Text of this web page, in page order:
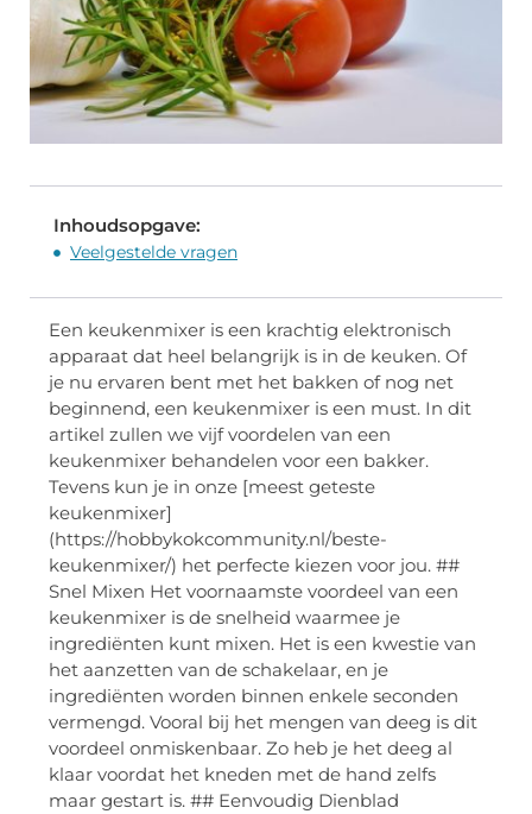
Inhoudsopgave:
Veelgestelde vragen
Een keukenmixer is een krachtig elektronisch
apparaat dat heel belangrijk is in de keuken. Of
je nu ervaren bent met het bakken of nog net
beginnend, een keukenmixer is een must. In dit
artikel zullen we vijf voordelen van een
keukenmixer behandelen voor een bakker.
Tevens kun je in onze [meest geteste
keukenmixer]
(https://hobbykokcommunity.nl/beste-
keukenmixer/) het perfecte kiezen voor jou. ##
Snel Mixen Het voornaamste voordeel van een
keukenmixer is de snelheid waarmee je
ingrediënten kunt mixen. Het is een kwestie van
het aanzetten van de schakelaar, en je
ingrediënten worden binnen enkele seconden
vermengd. Vooral bij het mengen van deeg is dit
voordeel onmiskenbaar. Zo heb je het deeg al
klaar voordat het kneden met de hand zelfs
maar gestart is. ## Eenvoudig Dienblad